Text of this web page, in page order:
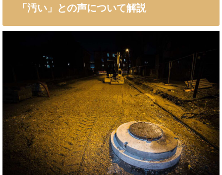
「汚い」との声について解説